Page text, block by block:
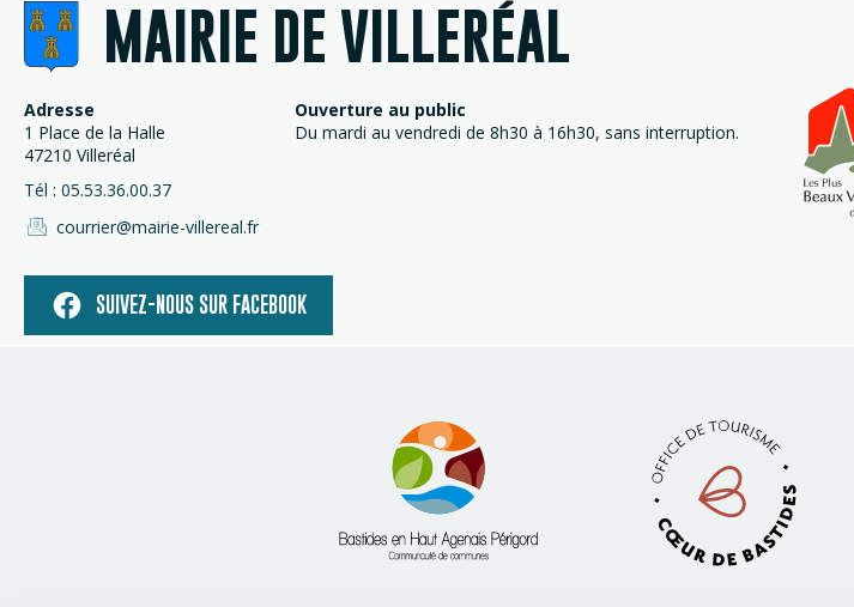
MAIRIE DE VILLERÉAL
Adresse
1 Place de la Halle
47210 Villeréal
Tél : 05.53.36.00.37
courrier@mairie-villereal.fr
Ouverture au public
Du mardi au vendredi de 8h30 à 16h30, sans interruption.
SUIVEZ-NOUS SUR FACEBOOK